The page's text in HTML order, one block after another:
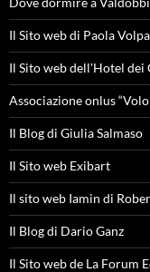
Il Sito web di Paola
Il Sito web dell'Hotel dei
Associazione onlus
Il Blog di Giulia Salmaso
Il Sito web Exibart
Il sito web Iamin di
Il Blog di Dario Ganz
Il Sito web de La Forum